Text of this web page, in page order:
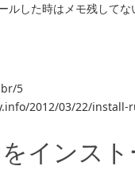
ルした時はメモ残して
5
2012/03/22/install-
インスト